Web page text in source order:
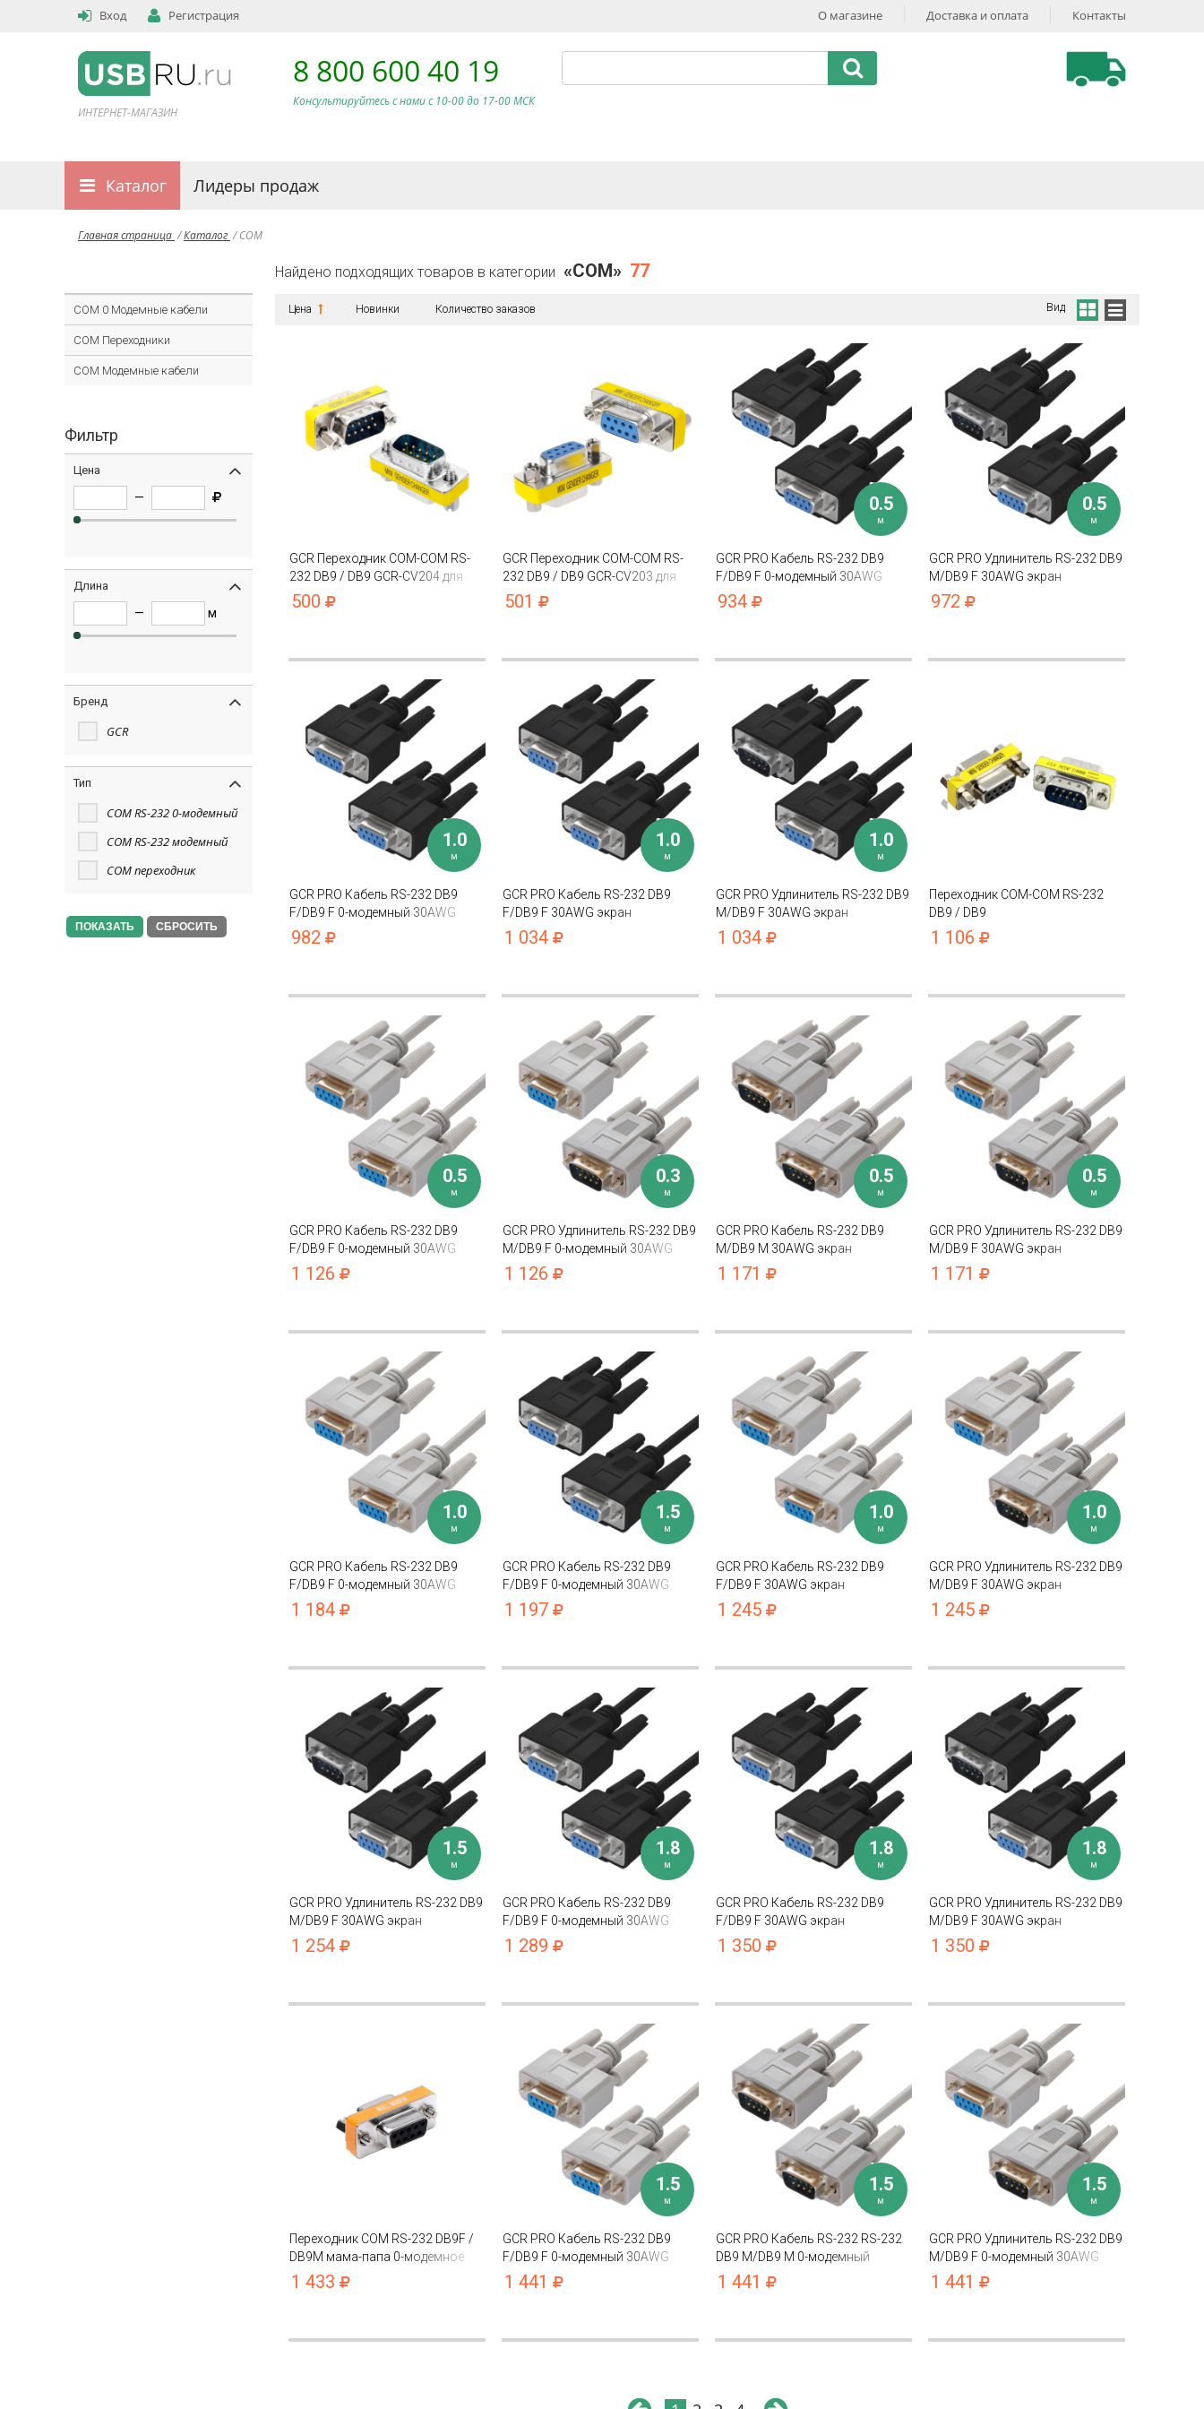
Вход Регистрация О магазине Доставка и оплата Контакты
ИНТЕРНЕТ-МАГАЗИН
8 800 600 40 19
Консультируйтесь с нами c 10-00 до 17-00 МСК
Каталог Лидеры продаж
Главная страница /Каталог / COM
COM 0 Модемные кабели
COM Переходники
COM Модемные кабели
Фильтр
Цена
—
Длина
— м
Бренд
GCR
Тип
COM RS-232 0-модемный
COM RS-232 модемный
COM переходник
СБРОСИТЬ
Найдено подходящих товаров в категории «COM» 77
Цена Новинки Количество заказов Вид
GCR Переходник COM-COM RS-
232 DB9 / DB9 GCR-CV204 для
удлинения кабеля, медь
500
GCR Переходник COM-COM RS-
232 DB9 / DB9 GCR-CV203 для
удлинения кабеля, медь
501
0.5
м
GCR PRO Кабель RS-232 DB9
F/DB9 F 0-модемный 30AWG
экран
934
0.5
м
GCR PRO Удлинитель RS-232 DB9
M/DB9 F 30AWG экран
972
1.0
м
GCR PRO Кабель RS-232 DB9
F/DB9 F 0-модемный 30AWG
экран
982
1.0
м
GCR PRO Кабель RS-232 DB9
F/DB9 F 30AWG экран
1 034
1.0
м
GCR PRO Удлинитель RS-232 DB9
M/DB9 F 30AWG экран
1 034
Переходник COM-COM RS-232
DB9 / DB9
1 106
0.5
м
GCR PRO Кабель RS-232 DB9
F/DB9 F 0-модемный 30AWG
экран
1 126
0.3
м
GCR PRO Удлинитель RS-232 DB9
M/DB9 F 0-модемный 30AWG
экран
1 126
0.5
м
GCR PRO Кабель RS-232 DB9
M/DB9 M 30AWG экран
1 171
0.5
м
GCR PRO Удлинитель RS-232 DB9
M/DB9 F 30AWG экран
1 171
1.0
м
GCR PRO Кабель RS-232 DB9
F/DB9 F 0-модемный 30AWG
экран
1 184
1.5
м
GCR PRO Кабель RS-232 DB9
F/DB9 F 0-модемный 30AWG
экран
1 197
1.0
м
GCR PRO Кабель RS-232 DB9
F/DB9 F 30AWG экран
1 245
1.0
м
GCR PRO Удлинитель RS-232 DB9
M/DB9 F 30AWG экран
1 245
1.5
м
GCR PRO Удлинитель RS-232 DB9
M/DB9 F 30AWG экран
1 254
1.8
м
GCR PRO Кабель RS-232 DB9
F/DB9 F 0-модемный 30AWG
экран
1 289
1.8
м
GCR PRO Кабель RS-232 DB9
F/DB9 F 30AWG экран
1 350
1.8
м
GCR PRO Удлинитель RS-232 DB9
M/DB9 F 30AWG экран
1 350
Переходник COM RS-232 DB9F /
DB9M мама-папа 0-модемное
соединение COM 9pin / 9pin
1 433
1.5
м
GCR PRO Кабель RS-232 DB9
F/DB9 F 0-модемный 30AWG
экран
1 441
1.5
м
GCR PRO Кабель RS-232 RS-232
DB9 M/DB9 M 0-модемный
30AWG экран
1 441
1.5
м
GCR PRO Удлинитель RS-232 DB9
M/DB9 F 0-модемный 30AWG
экран
1 441